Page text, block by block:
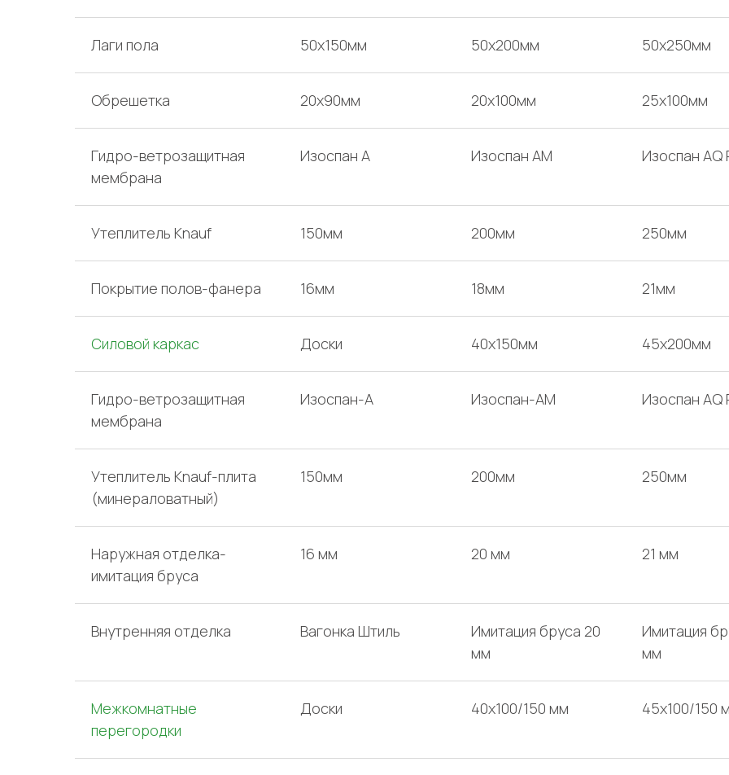
Лаги пола 50х150мм 50х200мм 50х250мм
Обрешетка 20х90мм 20х100мм 25х100мм
Гидро-ветрозащитная
мембрана
Изоспан А Изоспан AM Изоспан AQ
Утеплитель Knauf 150мм 200мм 250мм
Покрытие полов-фанера 16мм 18мм 21мм
Силовой каркас Доски 40х150мм 45х200мм
Гидро-ветрозащитная
мембрана
Изоспан-A Изоспан-AM Изоспан AQ
Утеплитель Knauf-плита
(минераловатный)
150мм 200мм 250мм
Наружная отделка-
имитация бруса
16 мм 20 мм 21 мм
Внутренняя отделка Вагонка Штиль
Имитация бруса 20
мм
Имитация
мм
Межкомнатные
перегородки
Доски 40х100/150 мм 45х100/150